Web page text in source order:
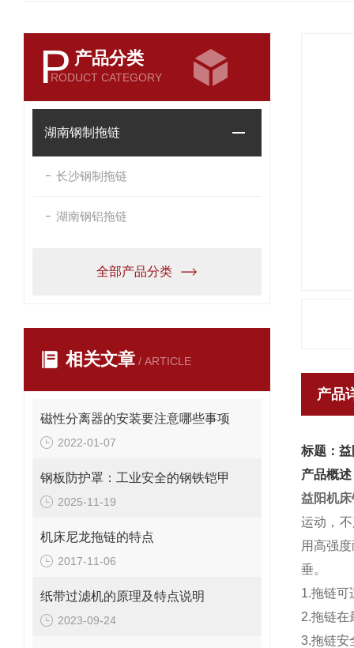
P 产品分类
RODUCT CATEGORY
湖南钢制拖链
长沙钢制拖链
湖南钢铝拖链
全部产品分类
相关文章 / ARTICLE
磁性分离器的安装要注意哪些事项
2022-01-07
钢板防护罩：工业安全的钢铁铠甲
2025-11-19
机床尼龙拖链的特点
2017-11-06
纸带过滤机的原理及特点说明
2023-09-24
产品
标题：
产品概述
益阳机
运动，
用高强
垂。
1.拖链可
2.拖链在
3.拖链安